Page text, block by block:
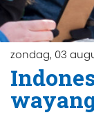
zondag, 03